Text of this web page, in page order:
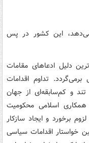
این کشور در پس
دلیل ادعاهای مقامات
تداوم اقدامات
و کم‌سابقه‌ای از جهان
اسلامی محکومیت
برخورد و ایجاد سازکار
خواستار اقدامات سیاسی